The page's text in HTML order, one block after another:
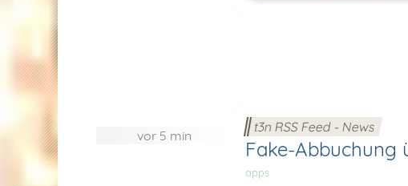
vor 5 min
t3n RSS Feed - News
Fake-Abbuchung
apps